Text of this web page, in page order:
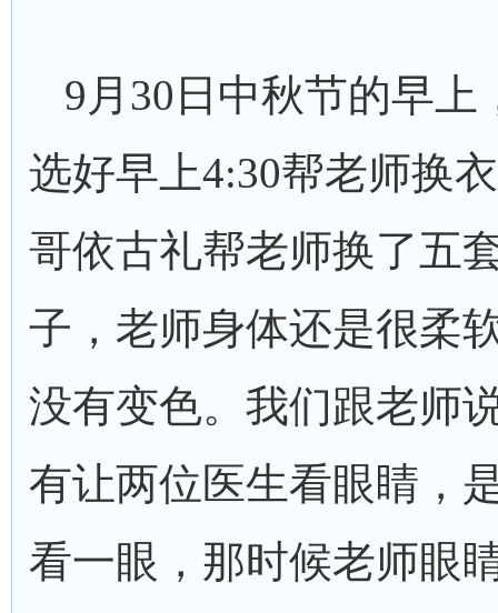
9月30日中秋节的早上
选好早上4:30帮老师换
哥依古礼帮老师换了五
子，老师身体还是很柔
没有变色。我们跟老师
有让两位医生看眼睛，
看一眼，那时候老师眼